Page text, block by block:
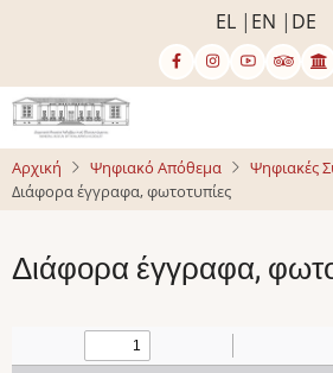
κυρίως
περιεχόμενο
EL EN DE
Αρχική Ψηφιακό Απόθεμα
Ψηφιακές
Διάφορα έγγραφα, φωτοτυπίες
Διάφορα έγγραφα,